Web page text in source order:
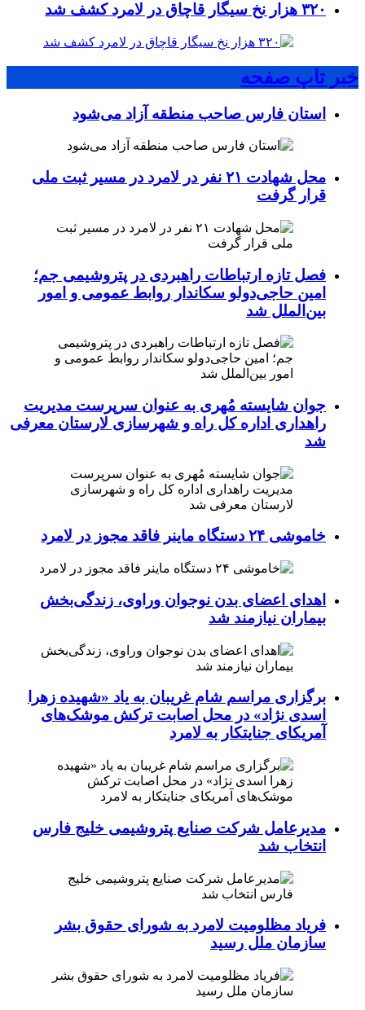
۳۲۰ هزار نخ سیگار قاچاق در لامرد کشف شد
خبر تاپ صفحه
استان فارس صاحب منطقه آزاد می‌شود
محل شهادت ۲۱ نفر در لامرد در مسیر ثبت ملی
قرار گرفت
فصل تازه ارتباطات راهبردی در پتروشیمی جم؛
امین حاجی‌دولو سکاندار روابط عمومی و امور
بین‌الملل شد
جوان شایسته مُهری به عنوان سرپرست مدیریت
راهداری اداره کل راه و شهرسازی لارستان معرفی
شد
خاموشی ۲۴ دستگاه ماینر فاقد مجوز در لامرد
اهدای اعضای بدن نوجوان وراوی، زندگی‌بخش
بیماران نیازمند شد
برگزاری مراسم شام غریبان به یاد «شهیده زهرا
اسدی نژاد» در محل اصابت ترکش موشک‌های
آمریکای جنایتکار به لامرد
مدیرعامل شرکت صنایع پتروشیمی خلیج فارس
انتخاب شد
فریاد مظلومیت لامرد به شورای حقوق بشر
سازمان ملل رسید